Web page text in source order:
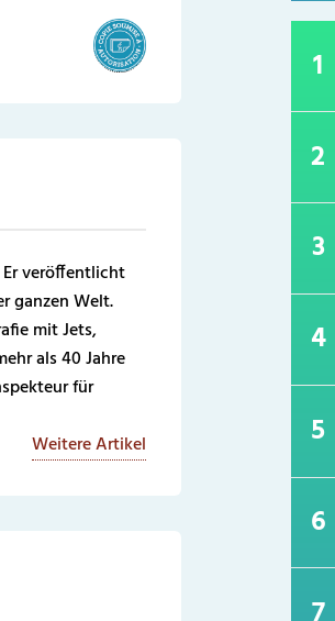
Er veröffentlicht
ganzen Welt.
mit Jets,
als 40 Jahre
für
Weitere Artikel